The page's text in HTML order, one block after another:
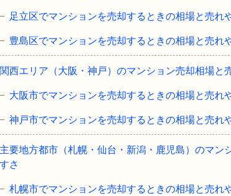
足立区でマンションを売却するときの相場と売れ
豊島区でマンションを売却するときの相場と売れ
関西エリア（大阪・神戸）のマンション売却相場と
大阪市でマンションを売却するときの相場と売れ
神戸市でマンションを売却するときの相場と売れ
主要地方都市（札幌・仙台・新潟・鹿児島）のマン
すさ
札幌市でマンションを売却するときの相場と売れ